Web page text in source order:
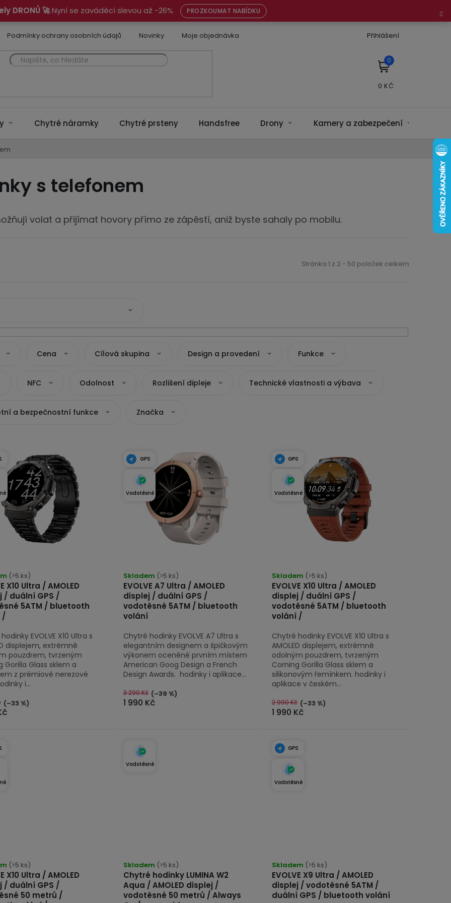
DRONŮ 🚀Nyní se zaváděcí slevou až -26% PROZKOUMAT NABÍDKU
Podmínky ochrany osobních údajů Novinky Moje objednávka Přihlášení
NÁKUPNÍ
KOŠÍK
Chytré náramky Chytré prsteny Handsfree Drony Kamery a zabezpečení
s telefonem
volat a přijímat hovory přímo ze zápěstí, aniž byste sahaly po mobilu.
Stránka 1 z 2 - 50 položek celkem
Cena Cílová skupina Design a provedení Funkce
NFC Odolnost Rozlišení dipleje Technické vlastnosti a výbava
a bezpečnostní funkce Značka
X10 Ultra / AMOLED
/ duální GPS /
5ATM / bluetooth
/
(>5 ks)
(–33 %)
EVOLVE X10 Ultra s
displejem, extrémně
pouzdrem, tvrzeným
Gorilla Glass sklem a
z prémiové nerezové
i...
GPS
Vodotěsné
EVOLVE A7 Ultra / AMOLED
displej / duální GPS /
vodotěsné 5ATM / bluetooth
volání
hodnocení
produktu
je
4,9
5
hvězdiček.
Skladem (>5 ks)
1 990 Kč
3 290 Kč (–39 %)
Chytré hodinky EVOLVE A7 Ultra s
elegantním designem a špičkovým
výkonem oceněné prvním místem
American Goog Design a French
Design Awards. hodinky i aplikace...
GPS
Vodotěsné
EVOLVE X10 Ultra / AMOLED
displej / duální GPS /
vodotěsné 5ATM / bluetooth
volání /
hodnocení
produktu
je
5,0
5
hvězdiček.
Skladem (>5 ks)
1 990 Kč
2 990 Kč (–33 %)
Chytré hodinky EVOLVE X10 Ultra s
AMOLED displejem, extrémně
odolným pouzdrem, tvrzeným
Corning Gorilla Glass sklem a
silikonovým řemínkem. hodinky i
aplikace v českém...
X10 Ultra / AMOLED
/ duální GPS /
50 metrů /
(>5 ks)
Vodotěsné
Chytré hodinky LUMINA W2
Aqua / AMOLED displej /
vodotěsné 50 metrů / Always
hodnocení
produktu
je
Skladem (>5 ks)
GPS
Vodotěsné
EVOLVE X9 Ultra / AMOLED
displej / vodotěsné 5ATM /
duální GPS / bluetooth volání
hodnocení
produktu
je
Skladem (>5 ks)